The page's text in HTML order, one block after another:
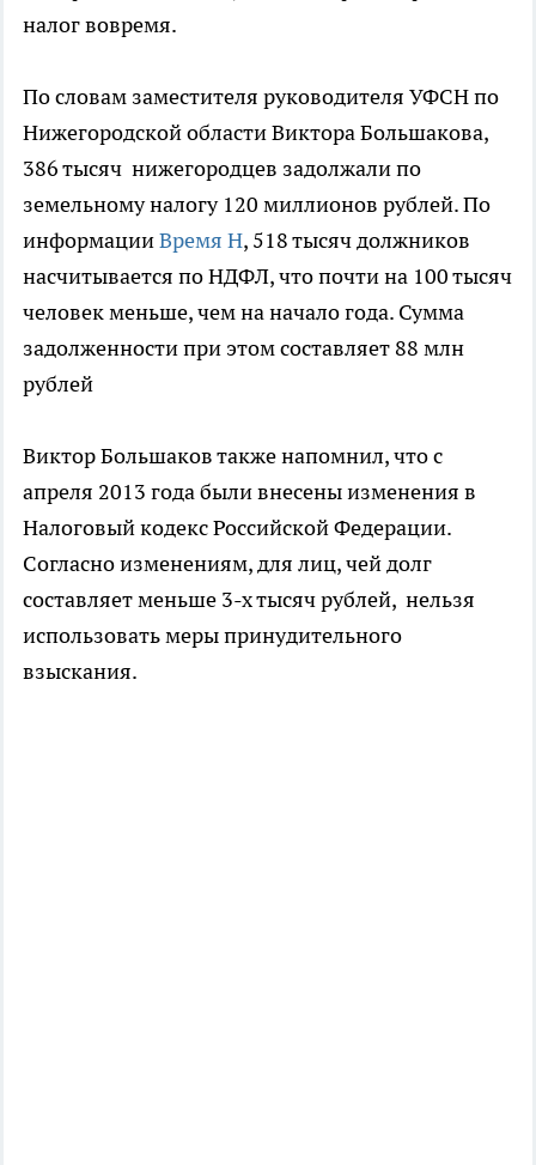
налог вовремя.
По словам заместителя руководителя УФСН по
Нижегородской области Виктора Большакова,
386 тысяч нижегородцев задолжали по
земельному налогу 120 миллионов рублей. По
информацииВремя Н, 518 тысяч должников
насчитывается по НДФЛ, что почти на 100 тысяч
человек меньше, чем на начало года. Сумма
задолженности при этом составляет 88 млн
рублей
Виктор Большаков также напомнил, что с
апреля 2013 года были внесены изменения в
Налоговый кодекс Российской Федерации.
Согласно изменениям, для лиц, чей долг
составляет меньше 3-х тысяч рублей, нельзя
использовать меры принудительного
взыскания.